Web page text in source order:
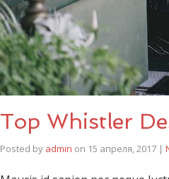
Top Whistler
Posted by admin on 15 апреля, 2017 |